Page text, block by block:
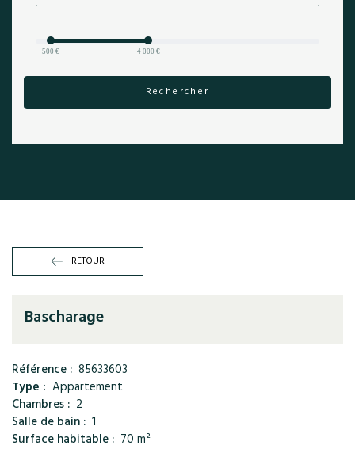
500 € 4 000 €
Rechercher
RETOUR
Bascharage
Référence : 85633603
Type : Appartement
Chambres : 2
Salle de bain : 1
Surface habitable : 70 m²